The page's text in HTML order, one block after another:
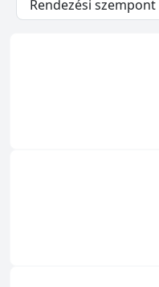
- - filter_submit - -